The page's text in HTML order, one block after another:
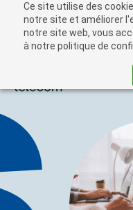
Ce site utilise des
notre site et améliorer
notre site web, vous
à notre politique de